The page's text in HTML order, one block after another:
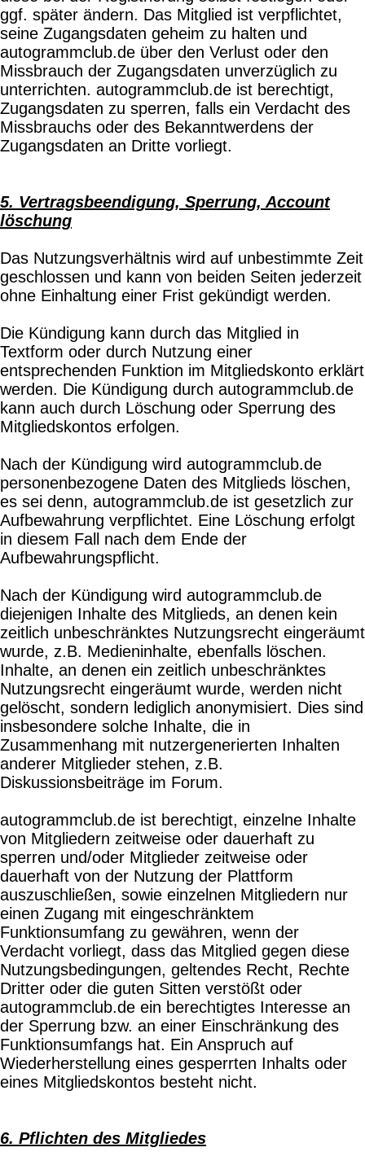
ggf. später ändern. Das Mitglied ist verpflichtet,
seine Zugangsdaten geheim zu halten und
autogrammclub.de über den Verlust oder den
Missbrauch der Zugangsdaten unverzüglich zu
unterrichten. autogrammclub.de ist berechtigt,
Zugangsdaten zu sperren, falls ein Verdacht des
Missbrauchs oder des Bekanntwerdens der
Zugangsdaten an Dritte vorliegt.
5. Vertragsbeendigung, Sperrung, Account
löschung
Das Nutzungsverhältnis wird auf unbestimmte Zeit
geschlossen und kann von beiden Seiten jederzeit
ohne Einhaltung einer Frist gekündigt werden.
Die Kündigung kann durch das Mitglied in
Textform oder durch Nutzung einer
entsprechenden Funktion im Mitgliedskonto erklärt
werden. Die Kündigung durch autogrammclub.de
kann auch durch Löschung oder Sperrung des
Mitgliedskontos erfolgen.
Nach der Kündigung wird autogrammclub.de
personenbezogene Daten des Mitglieds löschen,
es sei denn, autogrammclub.de ist gesetzlich zur
Aufbewahrung verpflichtet. Eine Löschung erfolgt
in diesem Fall nach dem Ende der
Aufbewahrungspflicht.
Nach der Kündigung wird autogrammclub.de
diejenigen Inhalte des Mitglieds, an denen kein
zeitlich unbeschränktes Nutzungsrecht eingeräumt
wurde, z.B. Medieninhalte, ebenfalls löschen.
Inhalte, an denen ein zeitlich unbeschränktes
Nutzungsrecht eingeräumt wurde, werden nicht
gelöscht, sondern lediglich anonymisiert. Dies sind
insbesondere solche Inhalte, die in
Zusammenhang mit nutzergenerierten Inhalten
anderer Mitglieder stehen, z.B.
Diskussionsbeiträge im Forum.
autogrammclub.de ist berechtigt, einzelne Inhalte
von Mitgliedern zeitweise oder dauerhaft zu
sperren und/oder Mitglieder zeitweise oder
dauerhaft von der Nutzung der Plattform
auszuschließen, sowie einzelnen Mitgliedern nur
einen Zugang mit eingeschränktem
Funktionsumfang zu gewähren, wenn der
Verdacht vorliegt, dass das Mitglied gegen diese
Nutzungsbedingungen, geltendes Recht, Rechte
Dritter oder die guten Sitten verstößt oder
autogrammclub.de ein berechtigtes Interesse an
der Sperrung bzw. an einer Einschränkung des
Funktionsumfangs hat. Ein Anspruch auf
Wiederherstellung eines gesperrten Inhalts oder
eines Mitgliedskontos besteht nicht.
6. Pflichten des Mitgliedes